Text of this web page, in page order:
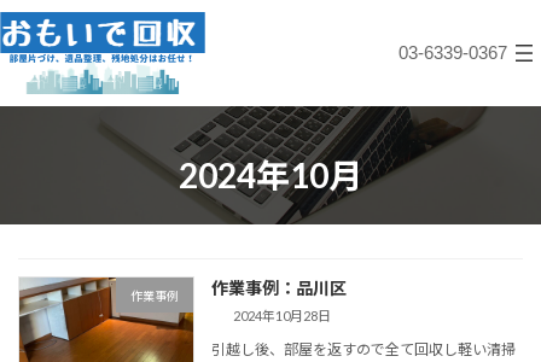
コ
ン
テ
ツ
プ
ナ
ビ
ゲ
シ
動
03-6339-0367
2024年10月
作業事例 作業事例：品川区
2024年10月28日
引越し後、部屋を返すので全て回収し軽い清掃